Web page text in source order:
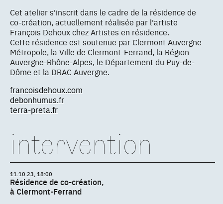
Cet atelier s'inscrit dans le cadre de la résidence de
co-création, actuellement réalisée par l'artiste
François Dehoux chez Artistes en résidence.
Cette résidence est soutenue par Clermont Auvergne
Métropole, la Ville de Clermont-Ferrand, la Région
Auvergne-Rhône-Alpes, le Département du Puy-de-
Dôme et la DRAC Auvergne.
francoisdehoux.com
debonhumus.fr
terra-preta.fr
intervention
11.10.23, 18:00
Résidence de co-création,
à Clermont-Ferrand